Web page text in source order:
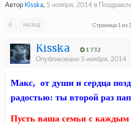
АвторKisska, 5 ноября, 2014 в
НАЗАД Страница 1 из 3
Kisska 1 732
Опубликовано 5 ноября, 2014
Макс, от души и сердца
радостью: ты второй раз
Пусть ваша семья с каждым